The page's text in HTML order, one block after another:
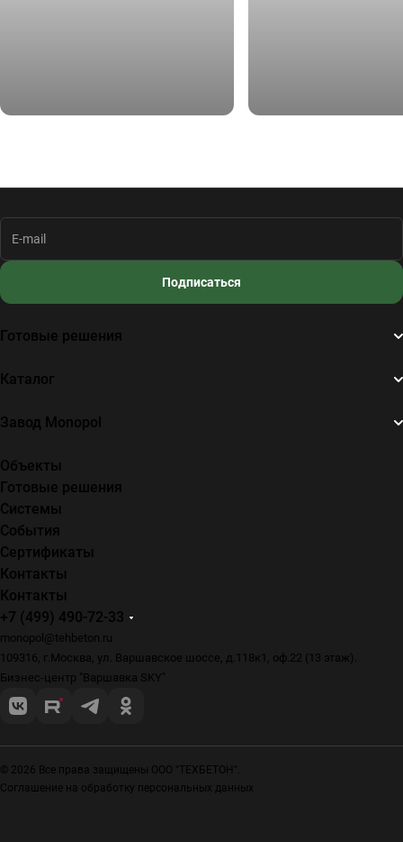
Подписаться
Готовые решения
Каталог
Завод Monopol
Объекты
Готовые решения
Системы
События
Сертификаты
Контакты
Контакты
+7 (499) 490-72-33
monopol@tehbeton.ru
109316, г.Москва, ул. Варшавское шоссе, д.118к1, оф.22 (13 этаж).
Бизнес-центр "Варшавка SKY"
© 2026 Все права защищены ООО "ТЕХБЕТОН".
Соглашение на обработку персональных данных